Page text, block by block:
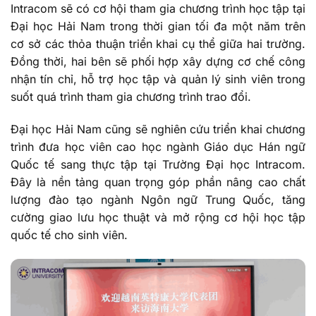
Intracom sẽ có cơ hội tham gia chương trình học tập tại
Đại học Hải Nam trong thời gian tối đa một năm trên
cơ sở các thỏa thuận triển khai cụ thể giữa hai trường.
Đồng thời, hai bên sẽ phối hợp xây dựng cơ chế công
nhận tín chỉ, hỗ trợ học tập và quản lý sinh viên trong
suốt quá trình tham gia chương trình trao đổi.
Đại học Hải Nam cũng sẽ nghiên cứu triển khai chương
trình đưa học viên cao học ngành Giáo dục Hán ngữ
Quốc tế sang thực tập tại Trường Đại học Intracom.
Đây là nền tảng quan trọng góp phần nâng cao chất
lượng đào tạo ngành Ngôn ngữ Trung Quốc, tăng
cường giao lưu học thuật và mở rộng cơ hội học tập
quốc tế cho sinh viên.